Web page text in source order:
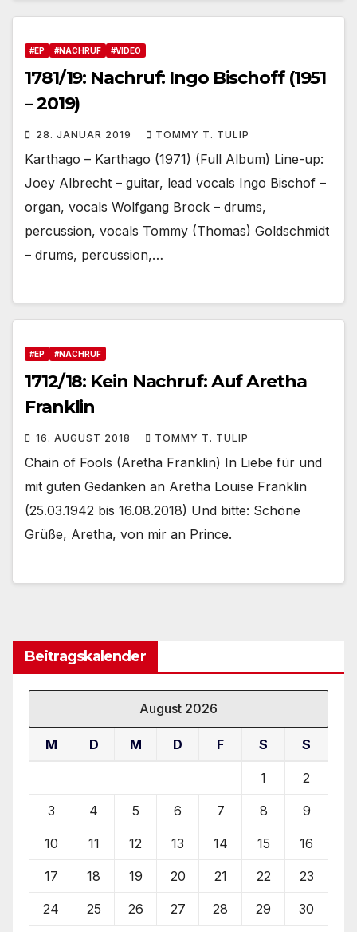
#EP #NACHRUF #VIDEO
1781/19: Nachruf: Ingo Bischoff (1951
– 2019)
28. JANUAR 2019 TOMMY T. TULIP
Karthago – Karthago (1971) (Full Album) Line-up:
Joey Albrecht – guitar, lead vocals Ingo Bischof –
organ, vocals Wolfgang Brock – drums,
percussion, vocals Tommy (Thomas) Goldschmidt
– drums, percussion,…
#EP #NACHRUF
1712/18: Kein Nachruf: Auf Aretha
Franklin
16. AUGUST 2018 TOMMY T. TULIP
Chain of Fools (Aretha Franklin) In Liebe für und
mit guten Gedanken an Aretha Louise Franklin
(25.03.1942 bis 16.08.2018) Und bitte: Schöne
Grüße, Aretha, von mir an Prince.
Beitragskalender
August 2026
M D M D F S S
1 2
3 4 5 6 7 8 9
10 11 12 13 14 15 16
17 18 19 20 21 22 23
24 25 26 27 28 29 30